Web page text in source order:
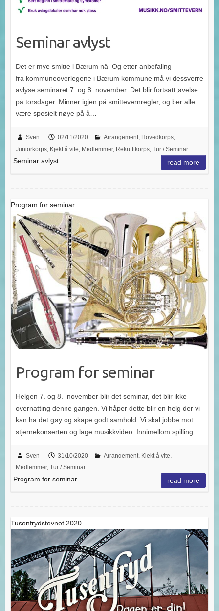
Seminar avlyst
Det er mye smitte i Bærum nå. Og etter anbefaling
fra kommuneoverlegene i Bærum kommune må vi dessverre
avlyse seminaret 7. og 8. november. Det blir fortsatt øvelse
på torsdager. Minner igjen på smittevernregler, og ber alle
være spesielt nøye på å…
Sven 02/11/2020 Arrangement, Hovedkorps,
Juniorkorps, Kjekt å vite, Medlemmer, Rekruttkorps, Tur / Seminar
Seminar avlyst read more
Program for seminar
Program for seminar
Helgen 7. og 8. november blir det seminar, det blir ikke
overnatting denne gangen. Vi håper dette blir en helg der vi
kan ha det gøy og skape godt samhold. Vi skal jobbe mot
stjernekonserten og lage musikkvideo. Innimellom spilling…
Sven 31/10/2020 Arrangement, Kjekt å vite,
Medlemmer, Tur / Seminar
Program for seminar read more
Tusenfrydstevnet 2020